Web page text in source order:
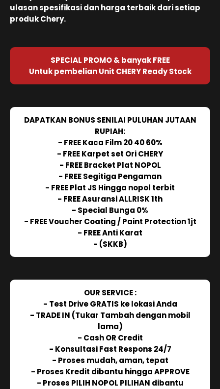
ulasan spesifikasi dan harga terbaik dari setiap
produk Chery.
SPECIAL PROMO & banyak FREE
Untuk pembelian Unit CHERY Ready Stock
DAPATKAN BONUS SENILAI PULUHAN JUTAAN
RUPIAH:
- FREE Kaca Film 20 40 60%
- FREE Karpet set Ori CHERY
- FREE Bracket Plat NOPOL
- FREE Segitiga Pengaman
- FREE Plat JS Hingga nopol terbit
- FREE Asuransi ALLRISK 1th
- Special Bunga 0%
- FREE Voucher Coating / Paint Protection 1jt
- FREE Anti Karat
- (SKKB)
OUR SERVICE :
- Test Drive GRATIS ke lokasi Anda
- TRADE IN (Tukar Tambah dengan mobil
lama)
- Cash OR Credit
- Konsultasi Fast Respons 24/7
- Proses mudah, aman, tepat
- Proses Kredit dibantu hingga APPROVE
- Proses PILIH NOPOL PILIHAN dibantu